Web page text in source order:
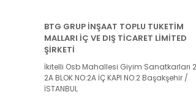
BTG GRUP İNŞAAT TOPLU TUKETİM
MALLARI İÇ VE DIŞ TİCARET LİMİTED
ŞİRKETİ
İkitelli Osb Mahallesi Giyim Sanatkarları
2A BLOK NO:2A İÇ KAPI NO:2 Başakşehir /
İSTANBUL